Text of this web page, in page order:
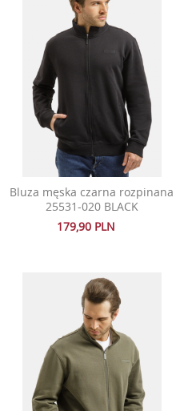
Bluza męska czarna rozpinana
25531-020 BLACK
179,90 PLN